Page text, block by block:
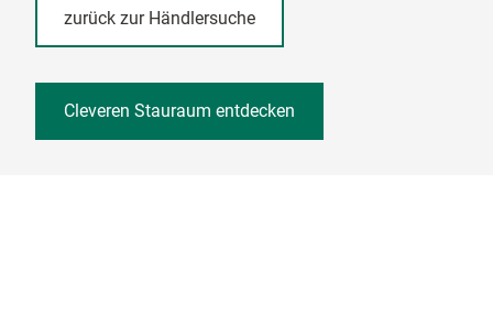
zurück zur Händlersuche
Cleveren Stauraum entdecken